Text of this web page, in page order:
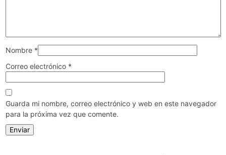
Nombre *
Correo electrónico *
Guarda mi nombre, correo electrónico y web en este navegador
para la próxima vez que comente.